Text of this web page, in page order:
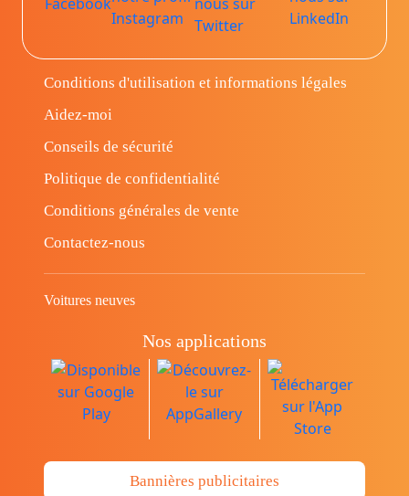
Conditions d'utilisation et informations légales
Aidez-moi
Conseils de sécurité
Politique de confidentialité
Conditions générales de vente
Contactez-nous
Voitures neuves
Nos applications
Bannières publicitaires